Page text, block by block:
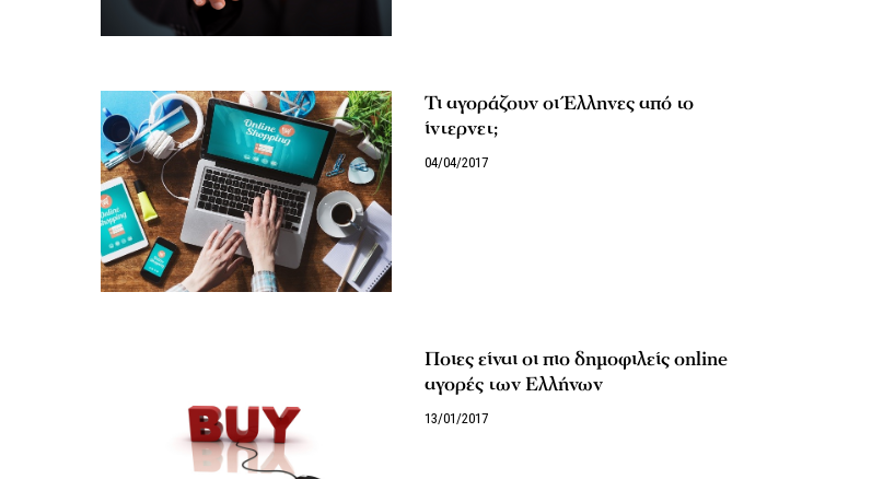
Τι αγοράζουν οι Έλληνες από το
ίντερνετ;
04/04/2017
Ποιες είναι οι πιο δημοφιλείς online
αγορές των Ελλήνων
13/01/2017